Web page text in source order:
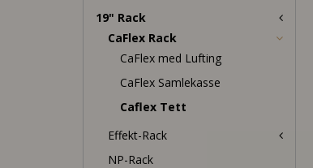
19" Rack
CaFlex Rack
CaFlex med Lufting
CaFlex Samlekasse
Caflex Tett
Effekt-Rack
NP-Rack